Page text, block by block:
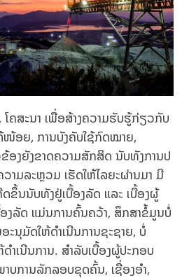
ຄສະນາ ເພື່ອສ້າງຄວາມຮັບຮູ້ກ່ຽວກັບ
ໜ້ອຍ, ການບັງຄັບໃຊ້ກົດໝາຍ,
ອງຍັງຂາດຄວາມສັກສິດ ນັບທັງການປ
າມລະຫຼວມ ເຮັດໃຫ້ໄລຍະຜ່ານມາ ມີ
ຂຶ້ນນັບທັງຢູ່ເບື້ອງລັດ ແລະ ເບື້ອງຜູ້
ງລັດ ແມ່ນການຄົ້ນຄວ້າ, ສຶກສາຂໍ້ມູນບໍ່
ນຸມັດໃຫ້ດຳເນີນການຊະຊາຍ, ບໍ່
ເນີນການ. ສຳລັບເບື້ອງຜູ້ປະກອບ
ບການລັກລອບຂຸດຄົ້ນ, ເຊື່ອງອຳ,